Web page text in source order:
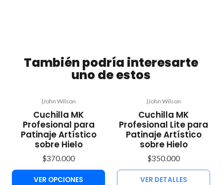
También podría interesarte
uno de estos
|John Wilson
Cuchilla MK
Profesional para
Patinaje Artístico
sobre Hielo
$370.000
VER OPCIONES
|John Wilson
Cuchilla MK
Profesional Lite para
Patinaje Artístico
sobre Hielo
$350.000
VER DETALLES